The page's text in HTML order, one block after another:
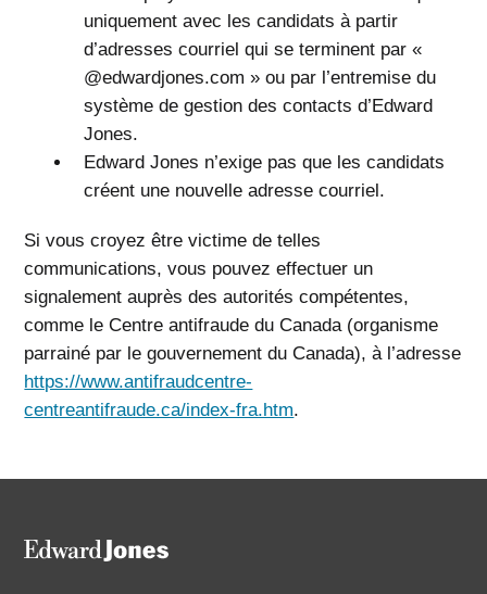
uniquement avec les candidats à partir
d’adresses courriel qui se terminent par «
@edwardjones.com » ou par l’entremise du
système de gestion des contacts d’Edward
Jones.
Edward Jones n’exige pas que les candidats
créent une nouvelle adresse courriel.
Si vous croyez être victime de telles
communications, vous pouvez effectuer un
signalement auprès des autorités compétentes,
comme le Centre antifraude du Canada (organisme
parrainé par le gouvernement du Canada), à l’adresse
https://www.antifraudcentre-
centreantifraude.ca/index-fra.htm.